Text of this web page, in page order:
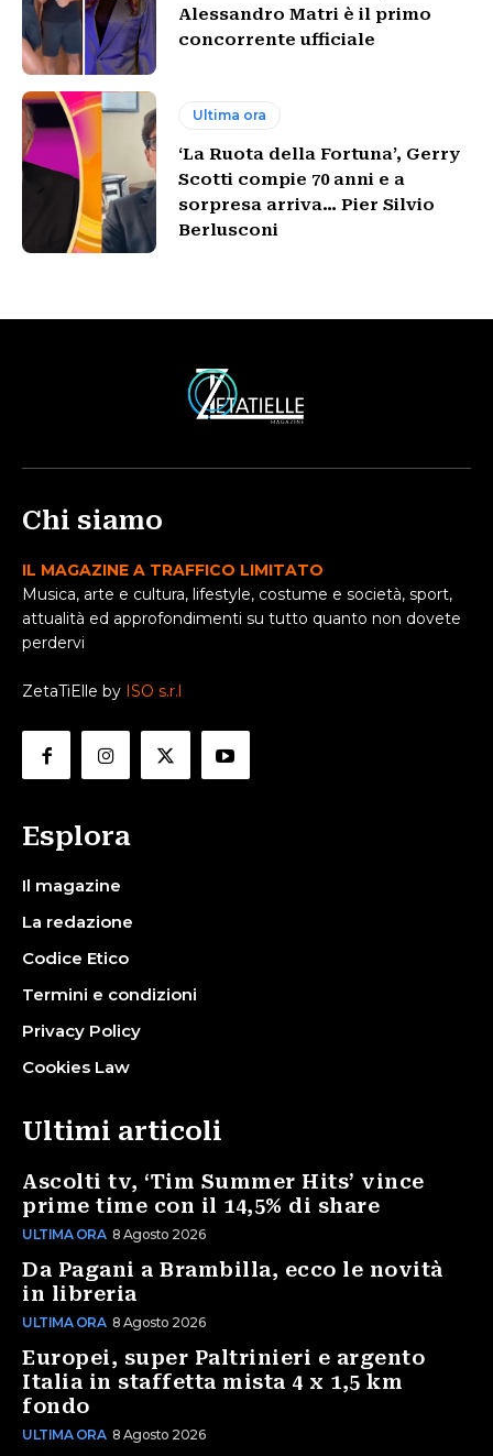
Alessandro Matri è il primo
concorrente ufficiale
Ultima ora
‘La Ruota della Fortuna’, Gerry
Scotti compie 70 anni e a
sorpresa arriva… Pier Silvio
Berlusconi
Chi siamo
IL MAGAZINE A TRAFFICO LIMITATO
Musica, arte e cultura, lifestyle, costume e società, sport,
attualità ed approfondimenti su tutto quanto non dovete
perdervi
ZetaTiElle by ISO s.r.l
Esplora
Il magazine
La redazione
Codice Etico
Termini e condizioni
Privacy Policy
Cookies Law
Ultimi articoli
Ascolti tv, ‘Tim Summer Hits’ vince
prime time con il 14,5% di share
ULTIMA ORA 8 Agosto 2026
Da Pagani a Brambilla, ecco le novità
in libreria
ULTIMA ORA 8 Agosto 2026
Europei, super Paltrinieri e argento
Italia in staffetta mista 4 x 1,5 km
fondo
ULTIMA ORA 8 Agosto 2026